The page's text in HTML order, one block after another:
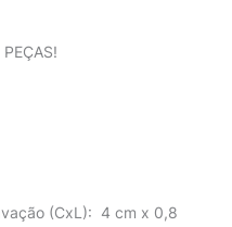
(CxL): 4 cm x 0,8